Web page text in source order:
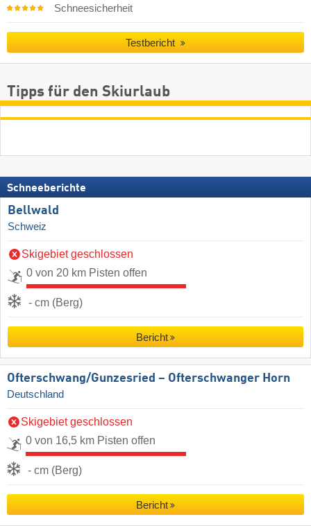
Schneesicherheit
Testbericht
Tipps für den Skiurlaub
Schneeberichte
Bellwald
Schweiz
Skigebiet geschlossen
0 von 20 km Pisten offen
- cm (Berg)
Bericht
Ofterschwang/​Gunzesried – Ofterschwanger Horn
Deutschland
Skigebiet geschlossen
0 von 16,5 km Pisten offen
- cm (Berg)
Bericht